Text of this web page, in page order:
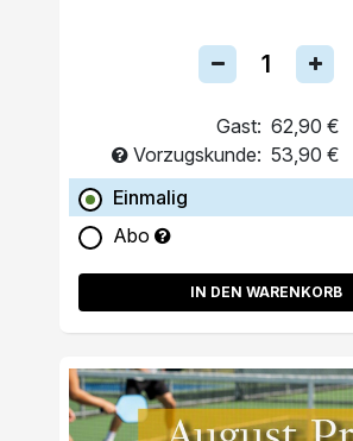
Gast: 62,90 €
Vorzugskunde: 53,90 €
Einmalig
Abo
IN DEN WARENKORB